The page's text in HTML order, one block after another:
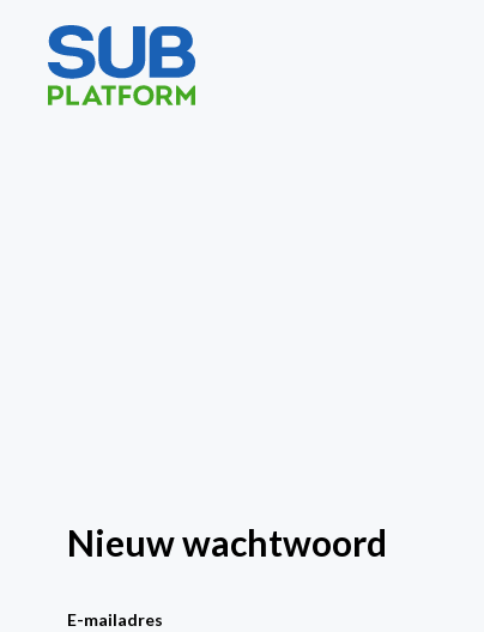
Nieuw wachtwoord
E-mailadres